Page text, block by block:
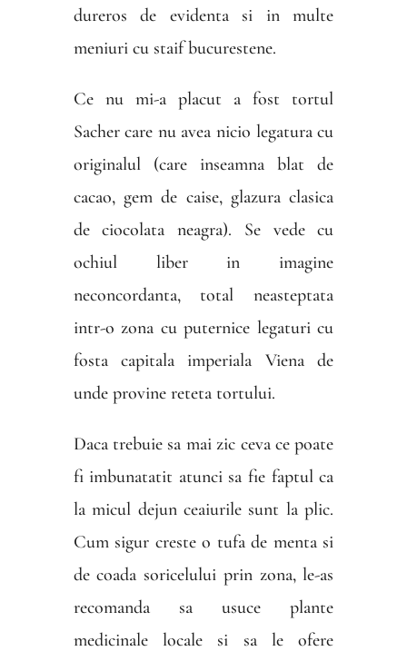
dureros de evidenta si in multe
meniuri cu staif bucurestene.
Ce nu mi-a placut a fost tortul
Sacher care nu avea nicio legatura cu
originalul (care inseamna blat de
cacao, gem de caise, glazura clasica
de ciocolata neagra). Se vede cu
ochiul liber in imagine
neconcordanta, total neasteptata
intr-o zona cu puternice legaturi cu
fosta capitala imperiala Viena de
unde provine reteta tortului.
Daca trebuie sa mai zic ceva ce poate
fi imbunatatit atunci sa fie faptul ca
la micul dejun ceaiurile sunt la plic.
Cum sigur creste o tufa de menta si
de coada soricelului prin zona, le-as
recomanda sa usuce plante
medicinale locale si sa le ofere